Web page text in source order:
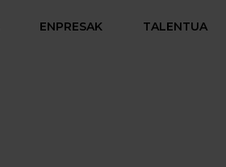
ENPRESAK TALENTUA